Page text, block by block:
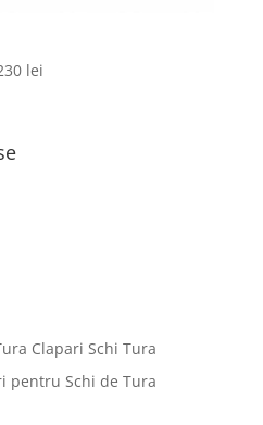
lei
Clapari Schi Tura
pentru Schi de Tura